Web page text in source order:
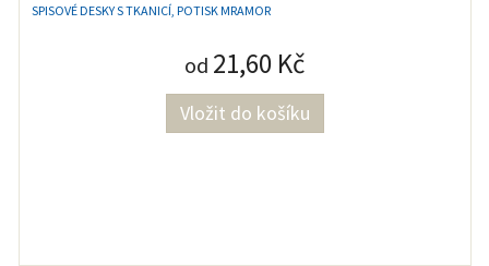
SPISOVÉ DESKY S TKANICÍ, POTISK MRAMOR
od 21,60 Kč